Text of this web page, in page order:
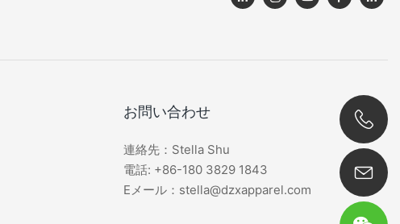
お問い合わせ
連絡先：Stella Shu
電話: +86-180 3829 1843
Eメール：stella@dzxapparel.com